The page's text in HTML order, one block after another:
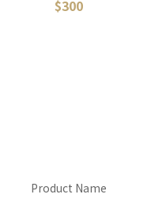
$300
Product Name